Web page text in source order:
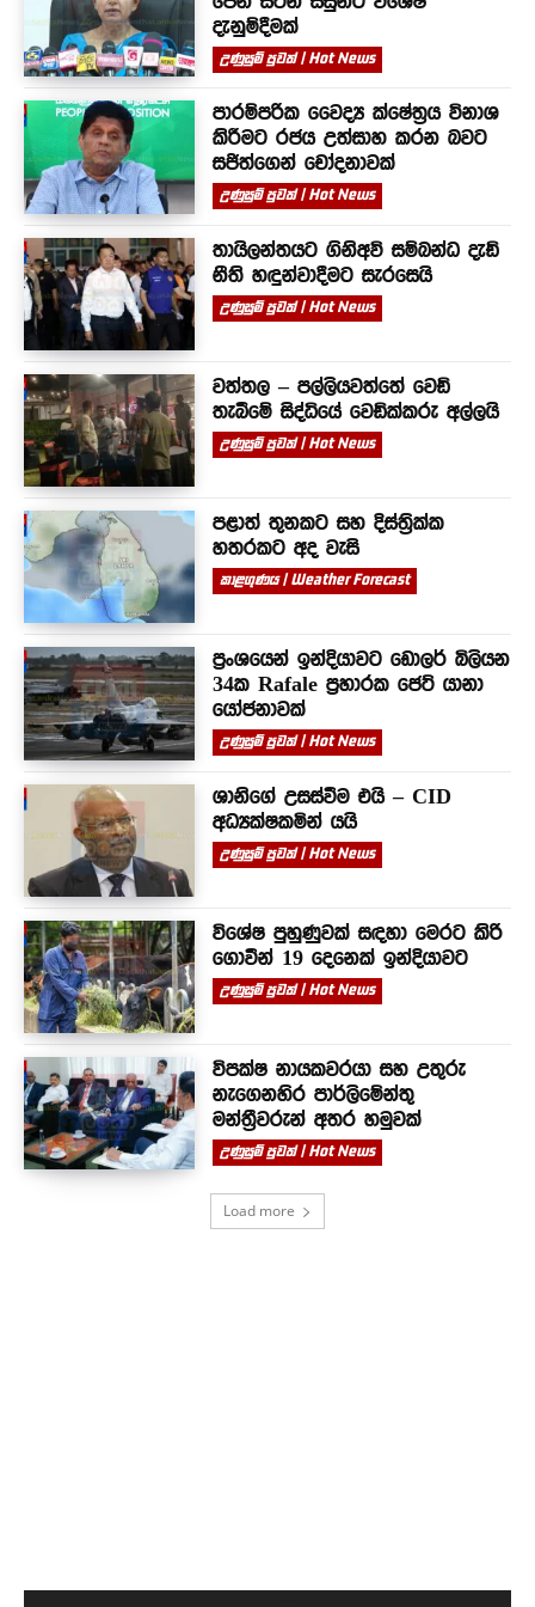
දැනුම්දීමක්
උණුසුම් පුවත් | Hot News
පාරම්පරික වෛද්‍ය ක්ෂේත්‍රය විනාශ
කිරීමට රජය උත්සාහ කරන බවට
සජිත්ගෙන් චෝදනාවක්
උණුසුම් පුවත් | Hot News
තායිලන්තයට ගිනිඅවි සම්බන්ධ දැඩි
නීති හඳුන්වාදීමට සැරසෙයි
උණුසුම් පුවත් | Hot News
වත්තල – පල්ලියවත්තේ වෙඩි
තැබීමේ සිද්ධියේ වෙඩික්කරු අල්ලයි
උණුසුම් පුවත් | Hot News
පළාත් තුනකට සහ දිස්ත්‍රික්ක
හතරකට අද වැසි
කාළගුණය | Weather Forecast
ප්‍රංශයෙන් ඉන්දියාවට ඩොලර් බිලියන
34ක Rafale ප්‍රහාරක ජෙට් යානා
යෝජනාවක්
උණුසුම් පුවත් | Hot News
ශානිගේ උසස්වීම එයි – CID
අධ්‍යක්ෂකමින් යයි
උණුසුම් පුවත් | Hot News
විශේෂ පුහුණුවක් සඳහා මෙරට කිරි
ගොවීන් 19 දෙනෙක් ඉන්දියාවට
උණුසුම් පුවත් | Hot News
විපක්ෂ නායකවරයා සහ උතුරු
නැගෙනහිර පාර්ලිමේන්තු
මන්ත්‍රීවරුන් අතර හමුවක්
උණුසුම් පුවත් | Hot News
Load more